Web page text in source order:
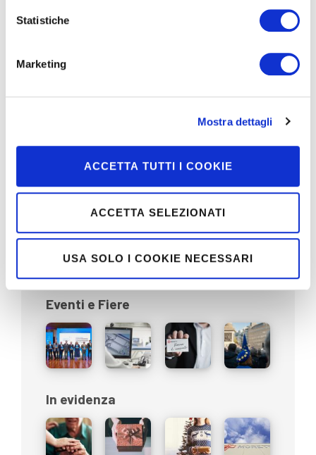
Statistiche
Marketing
Mostra dettagli
ACCETTA TUTTI I COOKIE
ACCETTA SELEZIONATI
USA SOLO I COOKIE NECESSARI
Diagnostica e tecnologie
Disabilità
Eventi e Fiere
In evidenza